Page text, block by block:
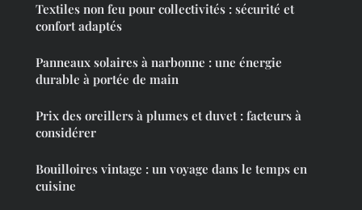
Textiles non feu pour collectivités : sécurité et
confort adaptés
Panneaux solaires à narbonne : une énergie
durable à portée de main
Prix des oreillers à plumes et duvet : facteurs à
considérer
Bouilloires vintage : un voyage dans le temps en
cuisine